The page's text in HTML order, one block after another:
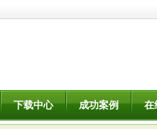
下载中心 成功案例 在